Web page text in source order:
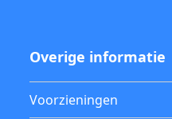
Overige informatie
Voorzieningen